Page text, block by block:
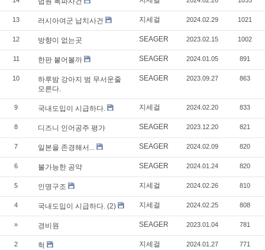
13 러시아여군 납치사건 지세걸 2024.02.29 1021
12 방향이 없는곳 SEAGER 2023.02.15 1002
11 한판 붙어볼까 SEAGER 2024.01.05 891
10
하루밤 강아지 범 무서운줄
모른다.
SEAGER 2023.09.27 863
9 국내도입이 시급하다. 지세걸 2024.02.20 833
8 디즈니 인어공주 평가 SEAGER 2023.12.20 821
7 일본을 존경해서... SEAGER 2024.02.09 820
6 불가능한 공약 SEAGER 2024.01.24 820
5 인명구조 지세걸 2024.02.26 810
4 국내도입이 시급하다. (2) 지세걸 2024.02.25 808
» 경비원 SEAGER 2023.01.04 781
2 헉 지세걸 2024.01.27 771